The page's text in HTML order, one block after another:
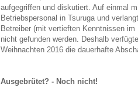
aufgegriffen und diskutiert. Auf einmal
Betriebspersonal in Tsuruga und
Betreiber (mit vertieften Kenntnissen
nicht gefunden werden. Deshalb
Weihnachten 2016 die dauerhafte
Ausgebrütet? - Noch nicht!